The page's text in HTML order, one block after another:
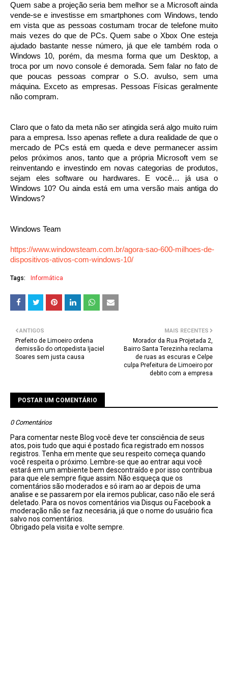
Quem sabe a projeção seria bem melhor se a Microsoft ainda
vende-se e investisse em smartphones com Windows, tendo
em vista que as pessoas costumam trocar de telefone muito
mais vezes do que de PCs. Quem sabe o Xbox One esteja
ajudado bastante nesse número, já que ele também roda o
Windows 10, porém, da mesma forma que um Desktop, a
troca por um novo console é demorada. Sem falar no fato de
que poucas pessoas comprar o S.O. avulso, sem uma
máquina. Exceto as empresas. Pessoas Físicas geralmente
não compram.
Claro que o fato da meta não ser atingida será algo muito ruim
para a empresa. Isso apenas reflete a dura realidade de que o
mercado de PCs está em queda e deve permanecer assim
pelos próximos anos, tanto que a própria Microsoft vem se
reinventando e investindo em novas categorias de produtos,
sejam eles software ou hardwares. E você… já usa o
Windows 10? Ou ainda está em uma versão mais antiga do
Windows?
Windows Team
https://www.windowsteam.com.br/agora-sao-600-milhoes-de-
dispositivos-ativos-com-windows-10/
Tags: Informática
MAIS RECENTES
Morador da Rua Projetada 2,
Bairro Santa Terezinha reclama
de ruas as escuras e Celpe
culpa Prefeitura de Limoeiro por
debito com a empresa
ANTIGOS
Prefeito de Limoeiro ordena
demissão do ortopedista Ijaciel
Soares sem justa causa
POSTAR UM COMENTÁRIO
0 Comentários
Para comentar neste Blog você deve ter consciência de seus
atos, pois tudo que aqui é postado fica registrado em nossos
registros. Tenha em mente que seu respeito começa quando
você respeita o próximo. Lembre-se que ao entrar aqui você
estará em um ambiente bem descontraído e por isso contribua
para que ele sempre fique assim. Não esqueça que os
comentários são moderados e só iram ao ar depois de uma
analise e se passarem por ela iremos publicar, caso não ele será
deletado. Para os novos comentários via Disqus ou Facebook a
moderação não se faz necesária, já que o nome do usuário fica
salvo nos comentários.
Obrigado pela visita e volte sempre.